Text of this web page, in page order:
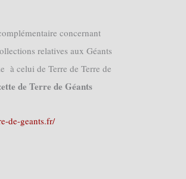
concernant
relatives aux Géants
à celui de Terre de Terre de
de Terre de Géants
de-geants.fr/